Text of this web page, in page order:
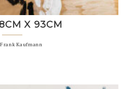
X 93CM
Kaufmann